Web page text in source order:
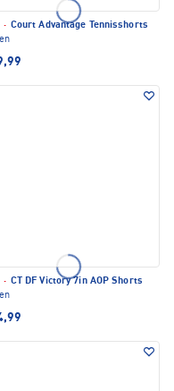
· Court Advantage Tennisshorts
· CT DF Victory 7in AOP Shorts